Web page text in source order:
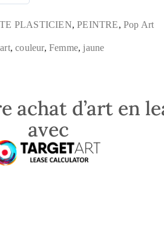
PLASTICIEN,PEINTRE,Pop Art
art,couleur,Femme, jaune
achat d’art en
avec